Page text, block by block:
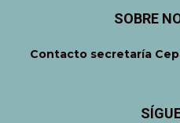
SOBRE
Contacto secretaría